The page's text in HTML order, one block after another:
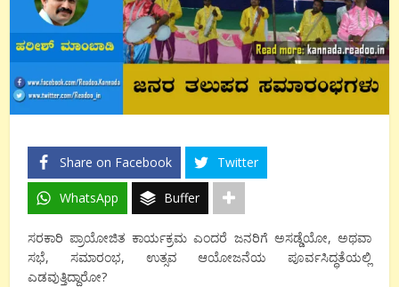
Share on Facebook Twitter
WhatsApp Buffer
ಸರಕಾರಿ ಪ್ರಾಯೋಜಿತ ಕಾರ್ಯಕ್ರಮ ಎಂದರೆ ಜನರಿಗೆ ಅಸಡ್ಡೆಯೋ, ಅಥವಾ
ಸಭೆ, ಸಮಾರಂಭ, ಉತ್ಸವ ಆಯೋಜನೆಯ ಪೂರ್ವಸಿದ್ಧತೆಯಲ್ಲಿ
ಎಡವುತ್ತಿದ್ದಾರೋ?